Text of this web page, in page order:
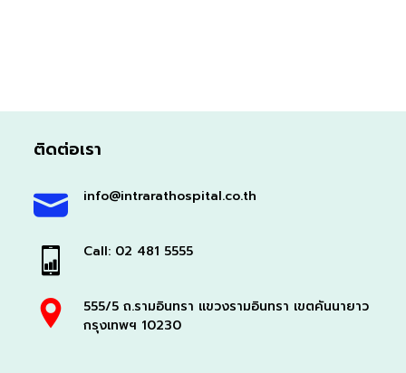
ติดต่อเรา
info@intrarathospital.co.th
Call: 02 481 5555
555/5 ถ.รามอินทรา แขวงรามอินทรา เขตคันนายาว
กรุงเทพฯ 10230